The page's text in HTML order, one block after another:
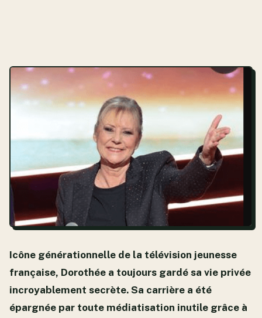
Icône générationnelle de la télévision jeunesse
française, Dorothée a toujours gardé sa vie privée
incroyablement secrète. Sa carrière a été
épargnée par toute médiatisation inutile grâce à